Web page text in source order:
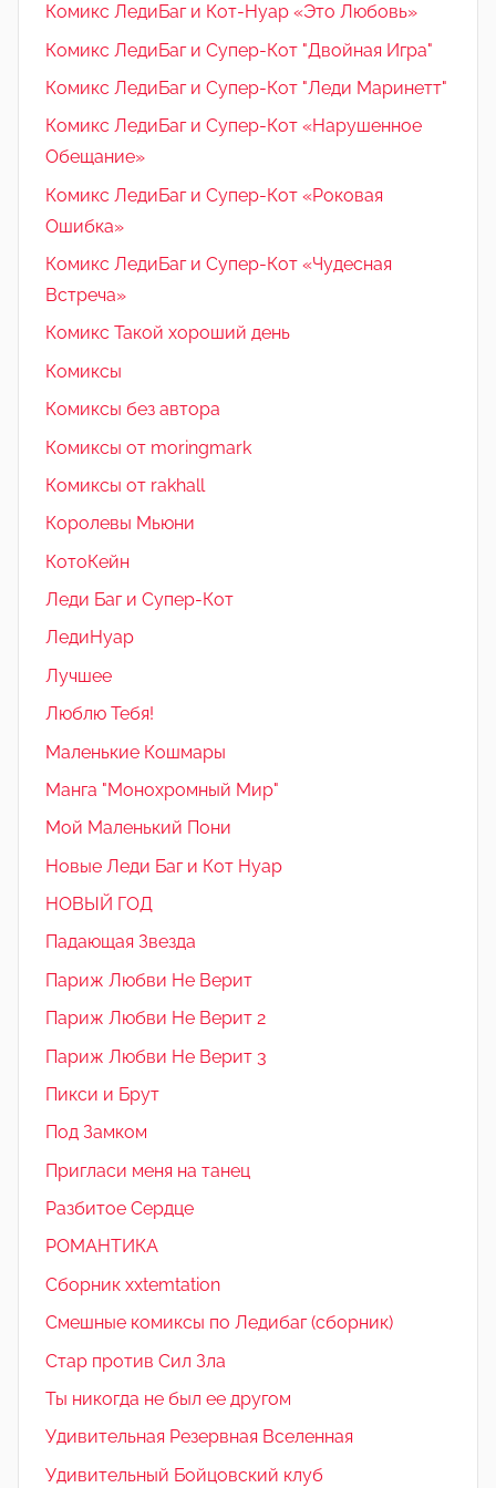
Комикс ЛедиБаг и Кот-Нуар «Это Любовь»
Комикс ЛедиБаг и Супер-Кот "Двойная Игра"
Комикс ЛедиБаг и Супер-Кот "Леди Маринетт"
Комикс ЛедиБаг и Супер-Кот «Нарушенное
Обещание»
Комикс ЛедиБаг и Супер-Кот «Роковая
Ошибка»
Комикс ЛедиБаг и Супер-Кот «Чудесная
Встреча»
Комикс Такой хороший день
Комиксы
Комиксы без автора
Комиксы от moringmark
Комиксы от rakhall
Королевы Мьюни
КотоКейн
Леди Баг и Супер-Кот
ЛедиНуар
Лучшее
Люблю Тебя!
Маленькие Кошмары
Манга "Монохромный Мир"
Мой Маленький Пони
Новые Леди Баг и Кот Нуар
НОВЫЙ ГОД
Падающая Звезда
Париж Любви Не Верит
Париж Любви Не Верит 2
Париж Любви Не Верит 3
Пикси и Брут
Под Замком
Пригласи меня на танец
Разбитое Сердце
РОМАНТИКА
Сборник xxtemtation
Смешные комиксы по Ледибаг (сборник)
Стар против Сил Зла
Ты никогда не был ее другом
Удивительная Резервная Вселенная
Удивительный Бойцовский клуб